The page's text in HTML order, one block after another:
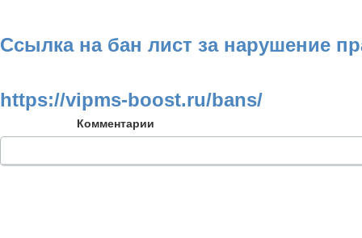
Ссылка на бан лист за нарушение
https://vipms-boost.ru/bans/
Комментарии